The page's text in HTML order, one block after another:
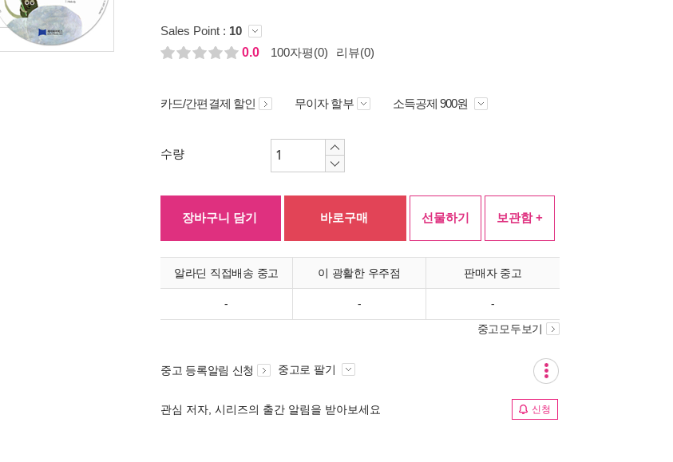
Sales Point : 10
0.0
100자평(0) 리뷰(0)
카드/간편결제 할인 무이자 할부 소득공제 900원
수량
장바구니 담기 바로구매 선물하기 보관함 +
알라딘 직접배송 중고 이 광활한 우주점 판매자 중고
- - -
중고모두보기
중고 등록알림 신청 중고로 팔기
관심 저자, 시리즈의 출간 알림을 받아보세요 신청